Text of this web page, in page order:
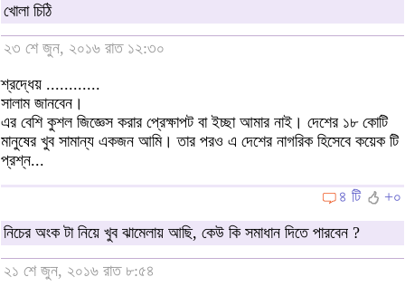
খোলা চিঠি
২৩ শে জুন, ২০১৬ রাত ১২:৩০
শ্রদ্ধেয় ............
সালাম জানবেন।
এর বেশি কুশল জিজ্ঞেস করার প্রেক্ষাপট বা ইচ্ছা আমার নাই। দেশের ১৮ কোটি
মানুষের খুব সামান্য একজন আমি। তার পরও এ দেশের নাগরিক হিসেবে কয়েক টি
প্রশ্ন...
৪ টি
+০
নিচের অংক টা নিয়ে খুব ঝামেলায় আছি, কেউ কি সমাধান দিতে পারবেন ?
২১ শে জুন, ২০১৬ রাত ৮:৫৪